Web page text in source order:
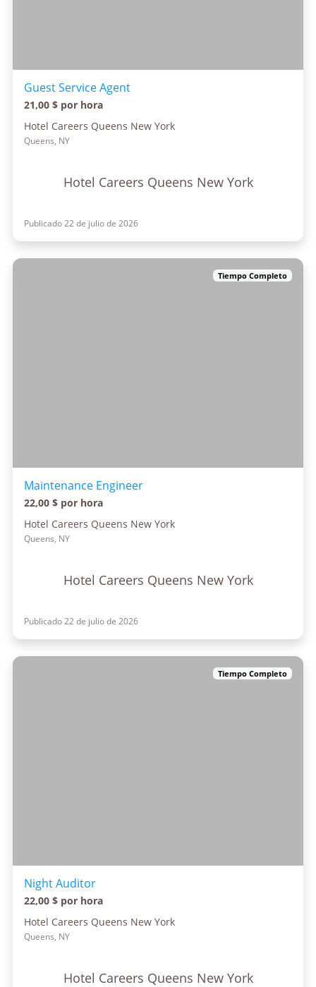
Guest Service Agent
21,00 $ por hora
Hotel Careers Queens New York
Queens, NY
Hotel Careers Queens New York
Publicado 22 de julio de 2026
Tiempo Completo
Maintenance Engineer
22,00 $ por hora
Hotel Careers Queens New York
Queens, NY
Hotel Careers Queens New York
Publicado 22 de julio de 2026
Tiempo Completo
Night Auditor
22,00 $ por hora
Hotel Careers Queens New York
Queens, NY
Hotel Careers Queens New York